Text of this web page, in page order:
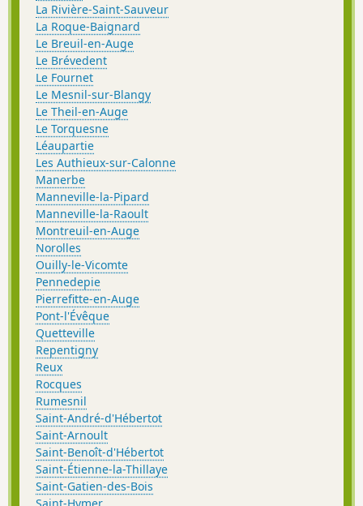
La Rivière-Saint-Sauveur
La Roque-Baignard
Le Breuil-en-Auge
Le Brévedent
Le Fournet
Le Mesnil-sur-Blangy
Le Theil-en-Auge
Le Torquesne
Léaupartie
Les Authieux-sur-Calonne
Manerbe
Manneville-la-Pipard
Manneville-la-Raoult
Montreuil-en-Auge
Norolles
Ouilly-le-Vicomte
Pennedepie
Pierrefitte-en-Auge
Pont-l'Évêque
Quetteville
Repentigny
Reux
Rocques
Rumesnil
Saint-André-d'Hébertot
Saint-Arnoult
Saint-Benoît-d'Hébertot
Saint-Étienne-la-Thillaye
Saint-Gatien-des-Bois